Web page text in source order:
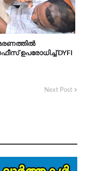
ഉപരോധിച്ച് DYFI
Next Post